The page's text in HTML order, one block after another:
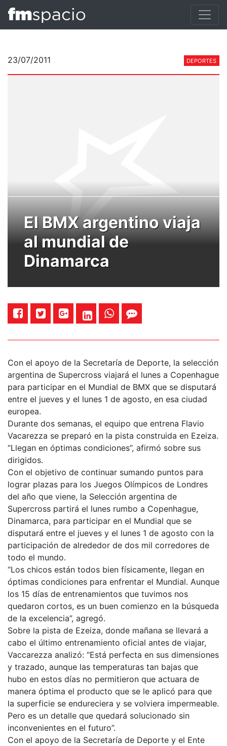
23/07/2011 DEPORTES
El BMX argentino viaja
al mundial de
Dinamarca
Con el apoyo de la Secretaría de Deporte, la selección
argentina de Supercross viajará el lunes a Copenhague
para participar en el Mundial de BMX que se disputará
entre el jueves y el lunes 1 de agosto, en esa ciudad
europea.
Durante dos semanas, el equipo que entrena Flavio
Vacarezza se preparó en la pista construida en Ezeiza.
“Llegan en óptimas condiciones”, afirmó sobre sus
dirigidos.
Con el objetivo de continuar sumando puntos para
lograr plazas para los Juegos Olímpicos de Londres
del año que viene, la Selección argentina de
Supercross partirá el lunes rumbo a Copenhague,
Dinamarca, para participar en el Mundial que se
disputará entre el jueves y el lunes 1 de agosto con la
participación de alrededor de dos mil corredores de
todo el mundo.
“Los chicos están todos bien físicamente, llegan en
óptimas condiciones para enfrentar el Mundial. Aunque
los 15 días de entrenamientos que tuvimos nos
quedaron cortos, es un buen comienzo en la búsqueda
de la excelencia”, agregó.
Sobre la pista de Ezeiza, donde mañana se llevará a
cabo el último entrenamiento oficial antes de viajar,
Vaccarezza analizó: “Está perfecta en sus dimensiones
y trazado, aunque las temperaturas tan bajas que
hubo en estos días no permitieron que actuara de
manera óptima el producto que se le aplicó para que
la superficie se endureciera y se volviera impermeable.
Pero es un detalle que quedará solucionado sin
inconvenientes en el futuro”.
Con el apoyo de la Secretaría de Deporte y el Ente